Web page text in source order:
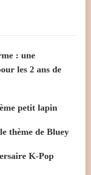
: une
les 2 ans de
petit lapin
thème de Bluey
K-Pop